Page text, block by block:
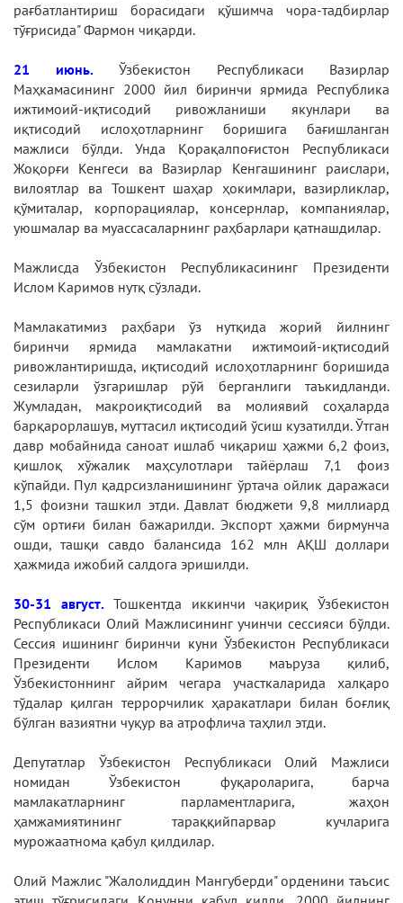
рағбатлантириш борасидаги қўшимча чора-тадбирлар
тўғрисида" Фармон чиқарди.
21 июнь.Ўзбекистон Республикаси Вазирлар
Маҳкамасининг 2000 йил биринчи ярмида Республика
ижтимоий-иқтисодий ривожланиши якунлари ва
иқтисодий ислоҳотларнинг боришига бағишланган
мажлиси бўлди. Унда Қорақалпоғистон Республикаси
Жоқорғи Кенгеси ва Вазирлар Кенгашининг раислари,
вилоятлар ва Тошкент шаҳар ҳокимлари, вазирликлар,
қўмиталар, корпорациялар, консернлар, компаниялар,
уюшмалар ва муассасаларнинг раҳбарлари қатнашдилар.
Мажлисда Ўзбекистон Республикасининг Президенти
Ислом Каримов нутқ сўзлади.
Мамлакатимиз раҳбари ўз нутқида жорий йилнинг
биринчи ярмида мамлакатни ижтимоий-иқтисодий
ривожлантиришда, иқтисодий ислоҳотларнинг боришида
сезиларли ўзгаришлар рўй берганлиги таъкидланди.
Жумладан, макроиқтисодий ва молиявий соҳаларда
барқарорлашув, муттасил иқтисодий ўсиш кузатилди. Ўтган
давр мобайнида саноат ишлаб чиқариш ҳажми 6,2 фоиз,
қишлоқ хўжалик маҳсулотлари тайёрлаш 7,1 фоиз
кўпайди. Пул қадрсизланишининг ўртача ойлик даражаси
1,5 фоизни ташкил этди. Давлат бюджети 9,8 миллиард
сўм ортиғи билан бажарилди. Экспорт ҳажми бирмунча
ошди, ташқи савдо балансида 162 млн АҚШ доллари
ҳажмида ижобий салдога эришилди.
30-31 август.Тошкентда иккинчи чақириқ Ўзбекистон
Республикаси Олий Мажлисининг учинчи сессияси бўлди.
Сессия ишининг биринчи куни Ўзбекистон Республикаси
Президенти Ислом Каримов маъруза қилиб,
Ўзбекистоннинг айрим чегара участкаларида халқаро
тўдалар қилган террорчилик ҳаракатлари билан боғлиқ
бўлган вазиятни чуқур ва атрофлича таҳлил этди.
Депутатлар Ўзбекистон Республикаси Олий Мажлиси
номидан Ўзбекистон фуқароларига, барча
мамлакатларнинг парламентларига, жаҳон
ҳамжамиятининг тараққийпарвар кучларига
мурожаатнома қабул қилдилар.
Олий Мажлис "Жалолиддин Мангуберди" орденини таъсис